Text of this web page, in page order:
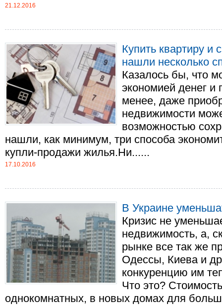
21.12.2016
Купить квартиру и
нашли несколько
Казалось бы, что
экономией денег и
менее, даже
недвижимости
возможностью
нашли, как минимум, три способа
купли-продажи жилья.Ни......
17.10.2016
В Украине
Кризис не
недвижимость, а,
рынке все так же
Одессы, Киева и
конкуренцию им
Что это?
однокомнатных, в новых домах для